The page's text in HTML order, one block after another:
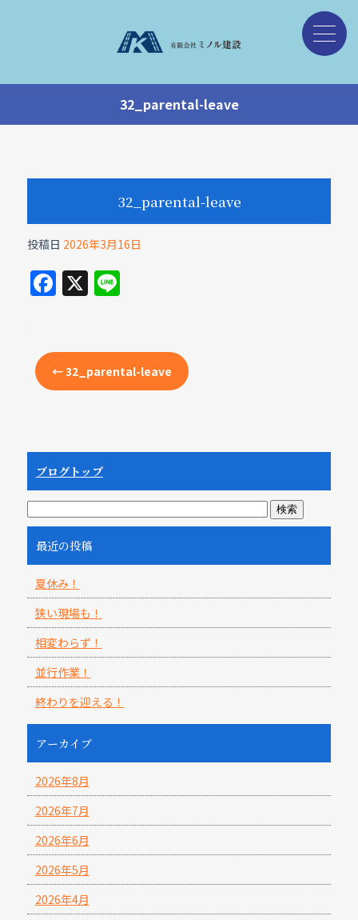
32_parental-leave
32_parental-leave
投稿日 2026年3月16日
F
a
e
b
k
X Li
←32_parental-leave
ブログトップ
最近の投稿
夏休み！
狭い現場も！
相変わらず！
並行作業！
終わりを迎える！
アーカイブ
2026年8月
2026年7月
2026年6月
2026年5月
2026年4月